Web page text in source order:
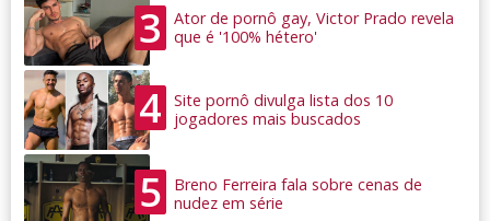
3
Ator de pornô gay, Victor Prado revela
que é '100% hétero'
4
Site pornô divulga lista dos 10
jogadores mais buscados
5
Breno Ferreira fala sobre cenas de
nudez em série